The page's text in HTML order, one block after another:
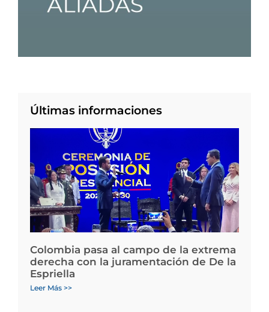
Últimas informaciones
Colombia pasa al campo de la extrema
derecha con la juramentación de De la
Espriella
Leer Más >>